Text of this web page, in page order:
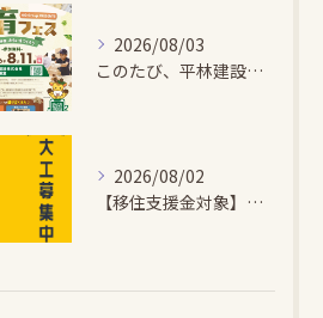
2026/08/03
このたび、平林建設では、お子さまが木とふれあい・木について学...
2026/08/02
【移住支援金対象】【未経験歓迎】大多喜町で「見えないところも...